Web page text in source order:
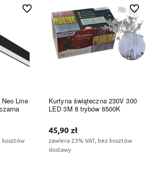
Line
kosztów
Do ulubionych
Kurtyna świąteczna 230V 300
LED 3M 8 trybów 6500K
45,90 zł
zawiera 23% VAT, bez kosztów
dostawy
Do